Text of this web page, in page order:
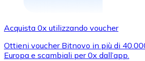
Acquista 0x utilizzando voucher
Ottieni voucher Bitnovo in più di
Europa e scambiali per 0x dall’app.